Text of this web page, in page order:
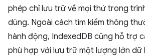
phép chỉ lưu trữ về mọi thứ trong
dùng. Ngoài cách tìm kiếm thông
hành động, IndexedDB cũng hỗ trợ
phù hợp với lưu trữ một lượng lớn dữ